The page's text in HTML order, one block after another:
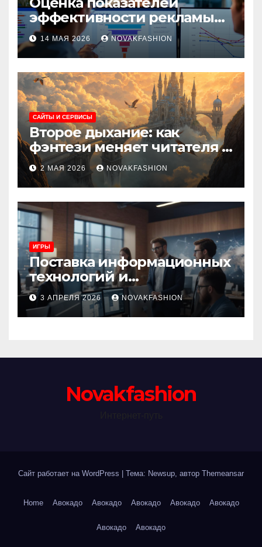
эффективности рекламы
при атрибуции
множественных точек
касания
14 МАЯ 2026 NOVAKFASHION
САЙТЫ И СЕРВИСЫ
Второе дыхание: как
фэнтези меняет читателя и
культуру
2 МАЯ 2026 NOVAKFASHION
ИГРЫ
Поставка информационных
технологий и
инновационные решения
3 АПРЕЛЯ 2026 NOVAKFASHION
Novakfashion
Сайт работает на WordPress Тема: Newsup, автор Themeansar
Home Авокадо Авокадо Авокадо Авокадо Авокадо
Авокадо Авокадо